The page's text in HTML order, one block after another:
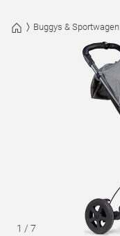
Buggys & Sportwagen
1 / 7